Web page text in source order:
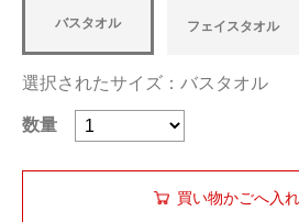
バスタオル フェイスタオル
選択されたサイズ：バスタオル
数量